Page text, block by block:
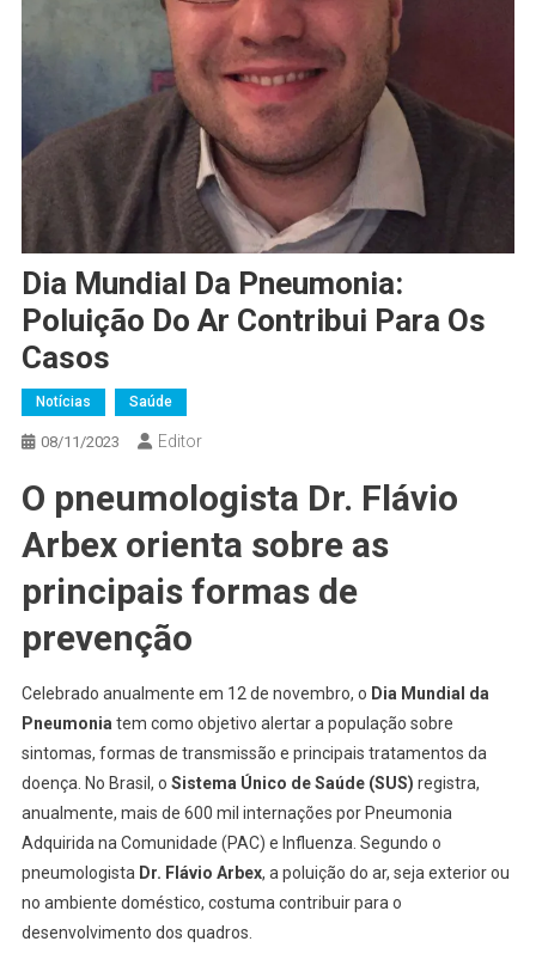
Dia Mundial Da Pneumonia:
Poluição Do Ar Contribui Para Os
Casos
Notícias Saúde
08/11/2023 Editor
O pneumologista Dr. Flávio
Arbex orienta sobre as
principais formas de
prevenção
Celebrado anualmente em 12 de novembro, o Dia Mundial da
Pneumoniatem como objetivo alertar a população sobre
sintomas, formas de transmissão e principais tratamentos da
doença. No Brasil, o Sistema Único de Saúde (SUS) registra,
anualmente, mais de 600 mil internações por Pneumonia
Adquirida na Comunidade (PAC) e Influenza. Segundo o
pneumologista Dr. Flávio Arbex, a poluição do ar, seja exterior ou
no ambiente doméstico, costuma contribuir para o
desenvolvimento dos quadros.